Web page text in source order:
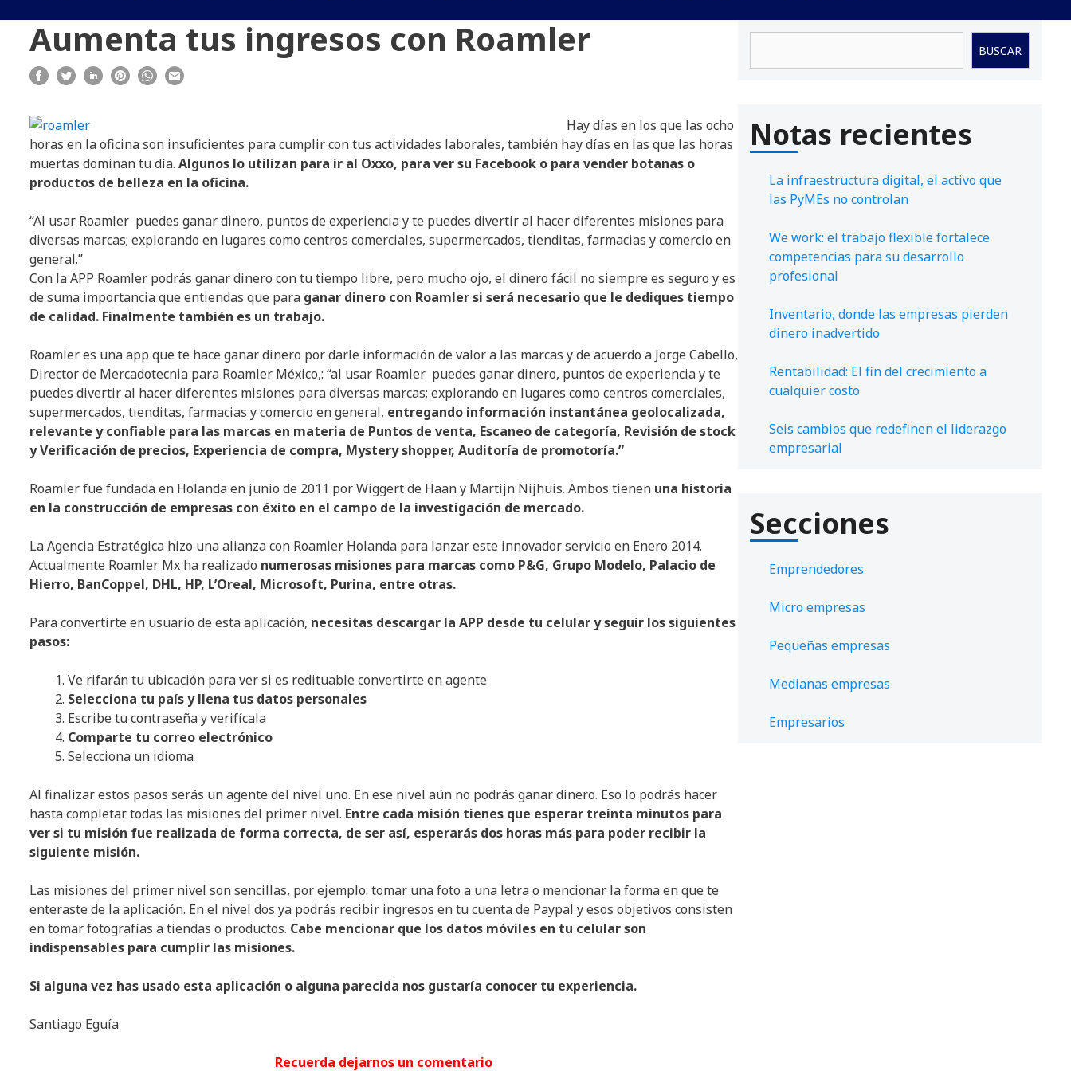
Aumenta tus ingresos con Roamler
Hay días en los que las ocho
horas en la oficina son insuficientes para cumplir con tus actividades laborales, también hay días en las que las horas
muertas dominan tu día. Algunos lo utilizan para ir al Oxxo, para ver su Facebook o para vender botanas o
productos de belleza en la oficina.
“Al usar Roamler puedes ganar dinero, puntos de experiencia y te puedes divertir al hacer diferentes misiones para
diversas marcas; explorando en lugares como centros comerciales, supermercados, tienditas, farmacias y comercio en
general.”
Con la APP Roamler podrás ganar dinero con tu tiempo libre, pero mucho ojo, el dinero fácil no siempre es seguro y es
de suma importancia que entiendas que para ganar dinero con Roamler si será necesario que le dediques tiempo
de calidad. Finalmente también es un trabajo.
Roamler es una app que te hace ganar dinero por darle información de valor a las marcas y de acuerdo a Jorge Cabello,
Director de Mercadotecnia para Roamler México,: “al usar Roamler puedes ganar dinero, puntos de experiencia y te
puedes divertir al hacer diferentes misiones para diversas marcas; explorando en lugares como centros comerciales,
supermercados, tienditas, farmacias y comercio en general, entregando información instantánea geolocalizada,
relevante y confiable para las marcas en materia de Puntos de venta, Escaneo de categoría, Revisión de stock
y Verificación de precios, Experiencia de compra, Mystery shopper, Auditoría de promotoría.”
Roamler fue fundada en Holanda en junio de 2011 por Wiggert de Haan y Martijn Nijhuis. Ambos tienen una historia
en la construcción de empresas con éxito en el campo de la investigación de mercado.
La Agencia Estratégica hizo una alianza con Roamler Holanda para lanzar este innovador servicio en Enero 2014.
Actualmente Roamler Mx ha realizado numerosas misiones para marcas como P&G, Grupo Modelo, Palacio de
Hierro, BanCoppel, DHL, HP, L’Oreal, Microsoft, Purina, entre otras.
Para convertirte en usuario de esta aplicación, necesitas descargar la APP desde tu celular y seguir los siguientes
pasos:
Ve rifarán tu ubicación para ver si es redituable convertirte en agente
Selecciona tu país y llena tus datos personales
Escribe tu contraseña y verifícala
Comparte tu correo electrónico
Selecciona un idioma
Al finalizar estos pasos serás un agente del nivel uno. En ese nivel aún no podrás ganar dinero. Eso lo podrás hacer
hasta completar todas las misiones del primer nivel. Entre cada misión tienes que esperar treinta minutos para
ver si tu misión fue realizada de forma correcta, de ser así, esperarás dos horas más para poder recibir la
siguiente misión.
Las misiones del primer nivel son sencillas, por ejemplo: tomar una foto a una letra o mencionar la forma en que te
enteraste de la aplicación. En el nivel dos ya podrás recibir ingresos en tu cuenta de Paypal y esos objetivos consisten
en tomar fotografías a tiendas o productos. Cabe mencionar que los datos móviles en tu celular son
indispensables para cumplir las misiones.
Si alguna vez has usado esta aplicación o alguna parecida nos gustaría conocer tu experiencia.
Santiago Eguía
Recuerda dejarnos un comentario
BUSCAR
Notas recientes
La infraestructura digital, el activo que
las PyMEs no controlan
We work: el trabajo flexible fortalece
competencias para su desarrollo
profesional
Inventario, donde las empresas pierden
dinero inadvertido
Rentabilidad: El fin del crecimiento a
cualquier costo
Seis cambios que redefinen el liderazgo
empresarial
Secciones
Emprendedores
Micro empresas
Pequeñas empresas
Medianas empresas
Empresarios